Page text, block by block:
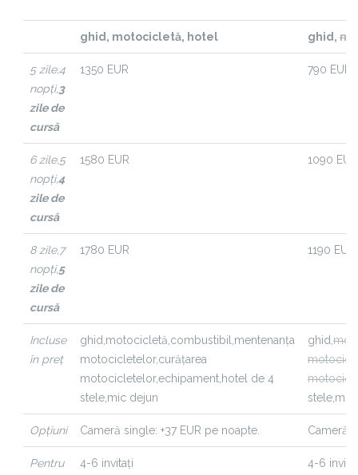
ghid, motocicletă, hotel ghid,
5 zile,4
nopți,3
zile de
cursă
1350 EUR 790 EUR
6 zile,5
nopți,4
zile de
cursă
1580 EUR 1090 EUR
8 zile,7
nopți,5
zile de
cursă
1780 EUR 1190 EUR
Incluse
în preț
ghid,motocicletă,combustibil,mentenanța
motocicletelor,curățarea
motocicletelor,echipament,hotel de 4
stele,mic dejun
ghid,
stele,mic
Opțiuni Cameră single: +37 EUR pe noapte. Cameră
Pentru
4-6 invitați 4-6